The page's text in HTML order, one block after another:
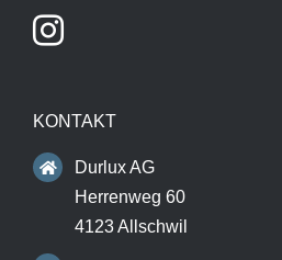
KONTAKT
Durlux AG
Herrenweg 60
4123 Allschwil